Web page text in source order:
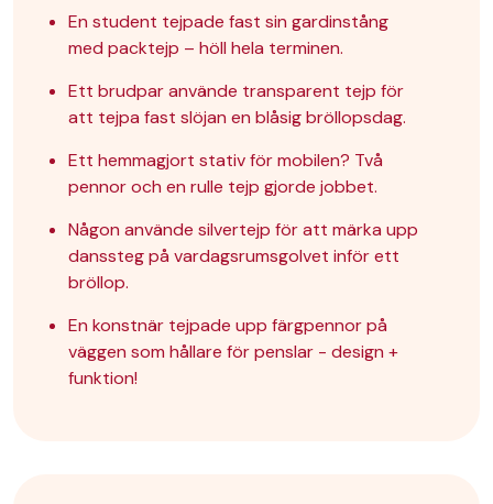
En student tejpade fast sin gardinstång
medpacktejp – höll hela terminen.
Ett brudpar använde transparent tejp för
att tejpa fast slöjan en blåsig bröllopsdag.
Ett hemmagjort stativ för mobilen? Två
pennor och en rulle tejp gjorde jobbet.
Någon användesilvertejpför att märka upp
danssteg på vardagsrumsgolvet inför ett
bröllop.
En konstnär tejpade upp färgpennor på
väggen som hållare för penslar - design +
funktion!